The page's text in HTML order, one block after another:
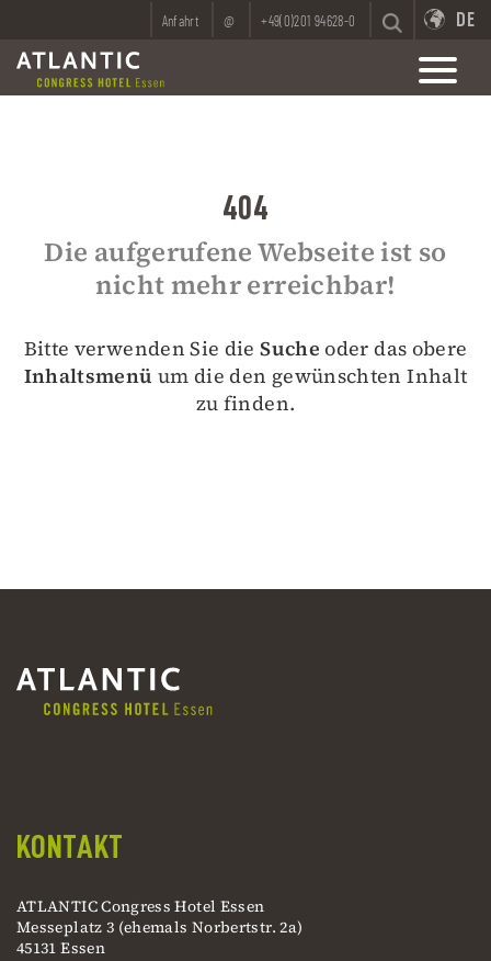
Anfahrt @ +49(0)201 94628-0 DE
404
Die aufgerufene Webseite ist so
nicht mehr erreichbar!
Bitte verwenden Sie dieSuche oder das obere
Inhaltsmenü um die den gewünschten Inhalt
zu finden.
KONTAKT
ATLANTIC Congress Hotel Essen
Messeplatz 3 (ehemals Norbertstr. 2a)
45131 Essen